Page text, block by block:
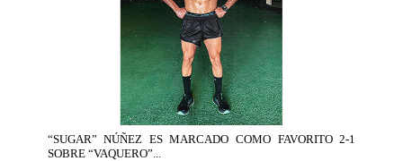
“SUGAR” NÚÑEZ ES MARCADO COMO FAVORITO 2-1
SOBRE “VAQUERO”...